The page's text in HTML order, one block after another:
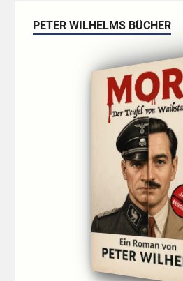
PETER WILHELMS BÜCHER